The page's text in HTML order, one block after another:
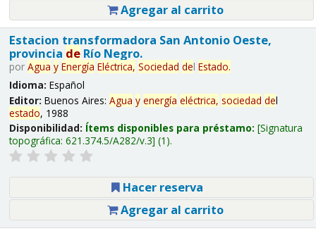
Agregar al carrito
Estacion transformadora San Antonio Oeste,
provincia deRío Negro.
por Agua y Energía Eléctrica, Sociedad del Estado.
Idioma: Español
Editor: Buenos Aires: Agua y energía eléctrica, sociedad del
estado, 1988
Disponibilidad: Ítems disponibles para préstamo: Signatura
topográfica: 621.374.5/A282/v.3 (1).
Hacer reserva
Agregar al carrito